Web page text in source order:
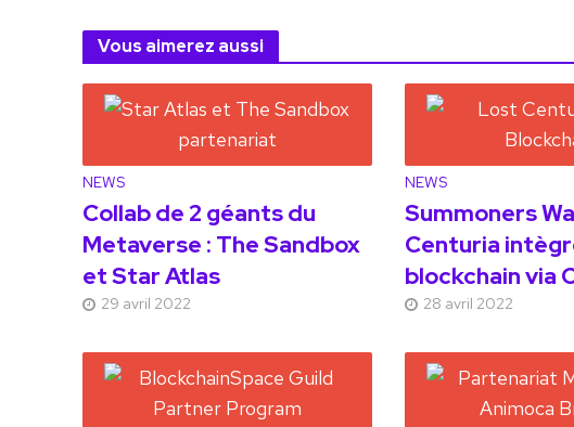
Vous aimerez aussi
NEWS
Collab de 2 géants du
Metaverse : The Sandbox
et Star Atlas
29 avril 2022
NEWS
Summoners
Centuria
blockchain via
28 avril 2022